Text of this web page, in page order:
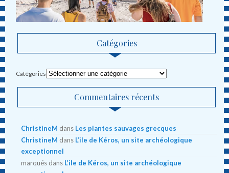
Catégories
Catégories
Commentaires récents
ChristineM dans Les plantes sauvages grecques
ChristineM dans L’ile de Kéros, un site archéologique
exceptionnel
marqués dans L’ile de Kéros, un site archéologique